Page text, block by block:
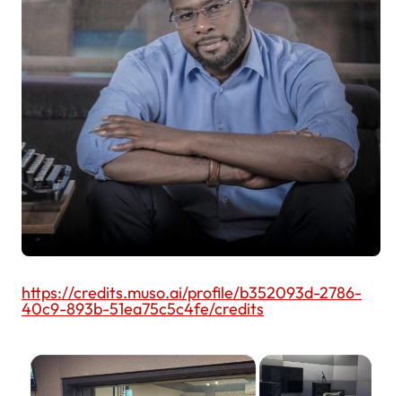
https://credits.muso.ai/profile/b352093d-2786-
40c9-893b-51ea75c5c4fe/credits